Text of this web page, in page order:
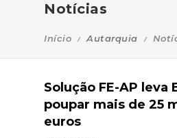
Notícias
Início Autarquia
Solução FE-AP leva
poupar mais de 25
euros